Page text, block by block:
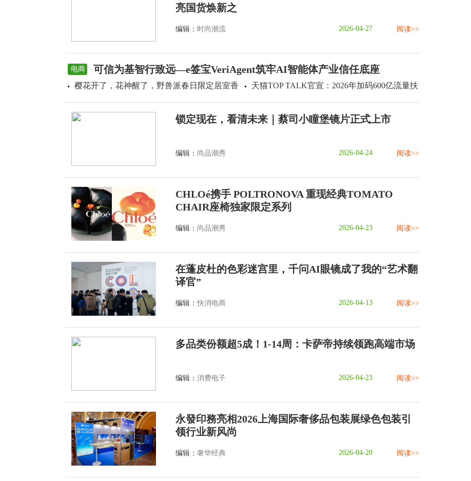
亮国货焕新之
编辑： 时尚潮流 2026-04-27 阅读>>
电商 可信为基智行致远—e签宝VeriAgent筑牢AI智能体产业信任底座
樱花开了，花神醒了，野兽派春日限定居室香 天猫TOP TALK官宣：2026年加码600亿流量扶
锁定现在，看清未来｜蔡司小瞳堡镜片正式上市
编辑： 尚品潮秀 2026-04-24 阅读>>
CHLOé携手 POLTRONOVA 重现经典TOMATO
CHAIR座椅独家限定系列
编辑： 尚品潮秀 2026-04-23 阅读>>
在蓬皮杜的色彩迷宫里，千问AI眼镜成了我的“艺术翻
译官”
编辑：快消电商 2026-04-13 阅读>>
多品类份额超5成！1-14周：卡萨帝持续领跑高端市场
编辑： 消费电子 2026-04-23 阅读>>
永發印務亮相2026上海国际奢侈品包装展绿色包装引
领行业新风尚
编辑： 奢华经典 2026-04-20 阅读>>